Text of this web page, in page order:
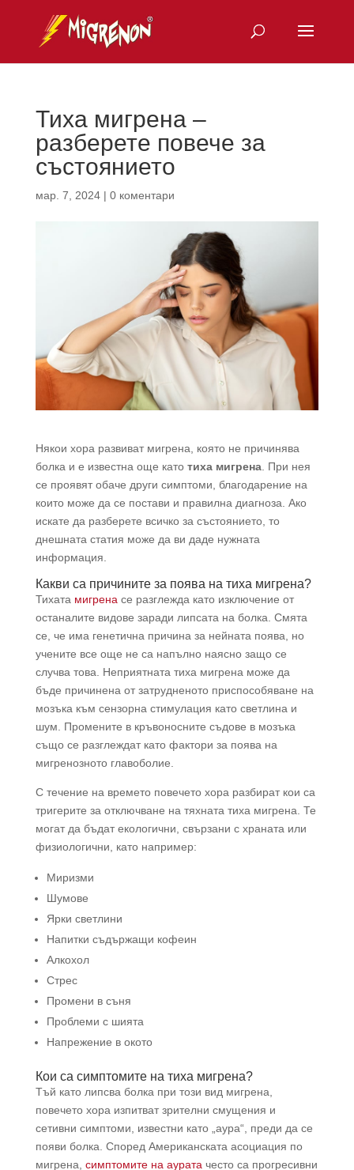
Тиха мигрена –
разберете повече за
състоянието
мар. 7, 2024| 0 коментари
Някои хора развиват мигрена, която не причинява
болка и е известна още като тиха мигрена. При нея
се проявят обаче други симптоми, благодарение на
които може да се постави и правилна диагноза. Ако
искате да разберете всичко за състоянието, то
днешната статия може да ви даде нужната
информация.
Какви са причините за поява на тиха мигрена?
Тихата мигрена се разглежда като изключение от
останалите видове заради липсата на болка. Смята
се, че има генетична причина за нейната поява, но
учените все още не са напълно наясно защо се
случва това. Неприятната тиха мигрена може да
бъде причинена от затрудненото приспособяване на
мозъка към сензорна стимулация като светлина и
шум. Промените в кръвоносните съдове в мозъка
също се разглеждат като фактори за поява на
мигренозното главоболие.
С течение на времето повечето хора разбират кои са
тригерите за отключване на тяхната тиха мигрена. Те
могат да бъдат екологични, свързани с храната или
физиологични, като например:
Миризми
Шумове
Ярки светлини
Напитки съдържащи кофеин
Алкохол
Стрес
Промени в съня
Проблеми с шията
Напрежение в окото
Кои са симптомите на тиха мигрена?
Тъй като липсва болка при този вид мигрена,
повечето хора изпитват зрителни смущения и
сетивни симптоми, известни като „аура“, преди да се
появи болка. Според Американската асоциация по
мигрена, симптомите на аурата често са прогресивни